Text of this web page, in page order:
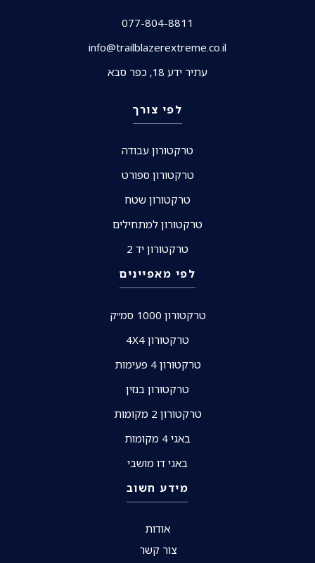
077-804-8811
info@trailblazerextreme.co.il
עתיר ידע 18, כפר סבא
לפי צורך
טרקטורון עבודה
טרקטורון ספורט
טרקטורון שטח
טרקטורון למתחילים
טרקטורון יד 2
לפי מאפיינים
טרקטורון 1000 סמ״ק
טרקטורון 4X4
טרקטורון 4 פעימות
טרקטורון בנזין
טרקטורון 2 מקומות
באגי 4 מקומות
באגי דו מושבי
מידע חשוב
אודות
צור קשר